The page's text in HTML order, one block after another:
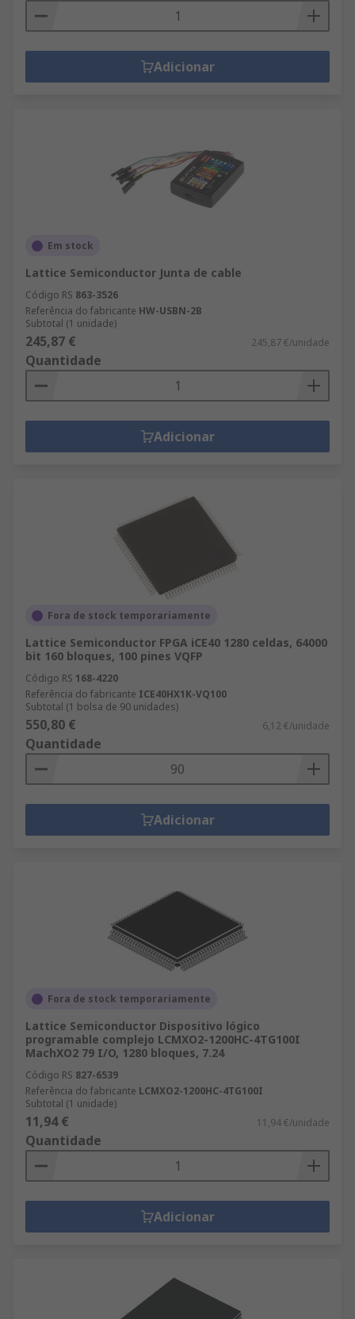
Adicionar
Em stock
Lattice Semiconductor Junta de cable
Código RS 863-3526
Referência do fabricante HW-USBN-2B
Subtotal (1 unidade)
245,87 € 245,87 €/unidade
Quantidade
Adicionar
Fora de stock temporariamente
Lattice Semiconductor FPGA iCE40 1280 celdas, 64000
bit 160 bloques, 100 pines VQFP
Código RS 168-4220
Referência do fabricante ICE40HX1K-VQ100
Subtotal (1 bolsa de 90 unidades)
550,80 € 6,12 €/unidade
Quantidade
Adicionar
Fora de stock temporariamente
Lattice Semiconductor Dispositivo lógico
programable complejo LCMXO2-1200HC-4TG100I
MachXO2 79 I/O, 1280 bloques, 7.24
Código RS 827-6539
Referência do fabricante LCMXO2-1200HC-4TG100I
Subtotal (1 unidade)
11,94 € 11,94 €/unidade
Quantidade
Adicionar